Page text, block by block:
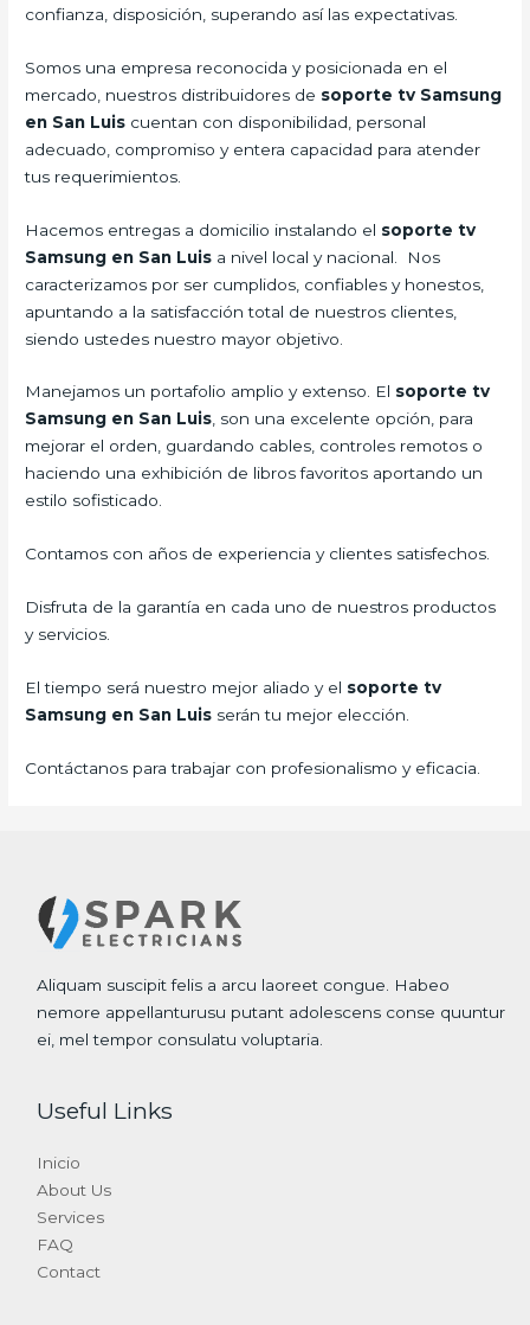
confianza, disposición, superando así las expectativas.
Somos una empresa reconocida y posicionada en el
mercado, nuestros distribuidores de soporte tv Samsung
en San Luis cuentan con disponibilidad, personal
adecuado, compromiso y entera capacidad para atender
tus requerimientos.
Hacemos entregas a domicilio instalando el soporte tv
Samsung en San Luis a nivel local y nacional. Nos
caracterizamos por ser cumplidos, confiables y honestos,
apuntando a la satisfacción total de nuestros clientes,
siendo ustedes nuestro mayor objetivo.
Manejamos un portafolio amplio y extenso. El soporte tv
Samsung en San Luis, son una excelente opción, para
mejorar el orden, guardando cables, controles remotos o
haciendo una exhibición de libros favoritos aportando un
estilo sofisticado.
Contamos con años de experiencia y clientes satisfechos.
Disfruta de la garantía en cada uno de nuestros productos
y servicios.
El tiempo será nuestro mejor aliado y el soporte tv
Samsung en San Luis serán tu mejor elección.
Contáctanos para trabajar con profesionalismo y eficacia.
Aliquam suscipit felis a arcu laoreet congue. Habeo
nemore appellanturusu putant adolescens conse quuntur
ei, mel tempor consulatu voluptaria.
Useful Links
Inicio
About Us
Services
FAQ
Contact